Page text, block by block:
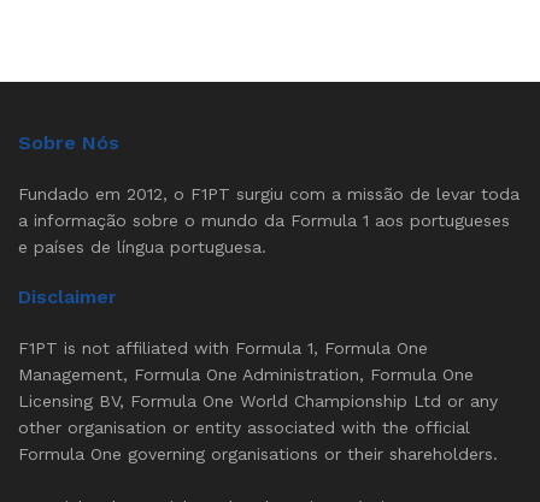
Sobre Nós
Fundado em 2012, o F1PT surgiu com a missão de levar toda
a informação sobre o mundo da Formula 1 aos portugueses
e países de língua portuguesa.
Disclaimer
F1PT is not affiliated with Formula 1, Formula One
Management, Formula One Administration, Formula One
Licensing BV, Formula One World Championship Ltd or any
other organisation or entity associated with the official
Formula One governing organisations or their shareholders.